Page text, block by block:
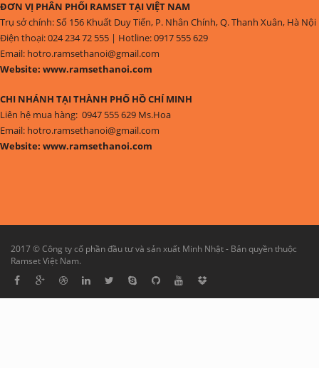
ĐƠN VỊ PHÂN PHỐI RAMSET TẠI VIỆT NAM
Trụ sở chính: Số 156 Khuất Duy Tiến, P. Nhân Chính, Q. Thanh Xuân, Hà Nội
Điện thoại: 024 234 72 555 | Hotline: 0917 555 629
Email: hotro.ramsethanoi@gmail.com
Website: www.ramsethanoi.com
CHI NHÁNH TẠI THÀNH PHỐ HỒ CHÍ MINH
Liên hệ mua hàng: 0947 555 629 Ms.Hoa
Email: hotro.ramsethanoi@gmail.com
Website: www.ramsethanoi.com
2017 © Công ty cổ phần đầu tư và sản xuất Minh Nhật - Bản quyền thuộc
Ramset Việt Nam.